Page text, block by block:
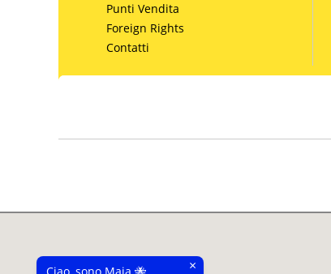
Punti Vendita
Foreign Rights
Contatti
×